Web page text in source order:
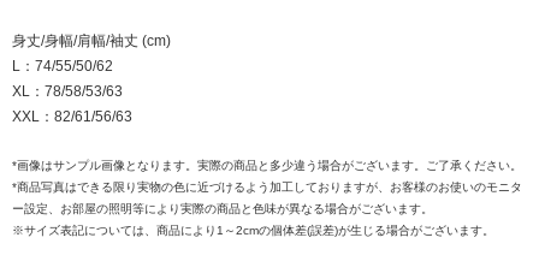
身丈/身幅/肩幅/袖丈 (cm)
L：74/55/50/62
XL：78/58/53/63
XXL：82/61/56/63
*画像はサンプル画像となります。実際の商品と多少違う場合がございます。ご了承ください。
*商品写真はできる限り実物の色に近づけるよう加工しておりますが、お客様のお使いのモニタ
ー設定、お部屋の照明等により実際の商品と色味が異なる場合がございます。
※サイズ表記については、商品により1～2cmの個体差(誤差)が生じる場合がございます。